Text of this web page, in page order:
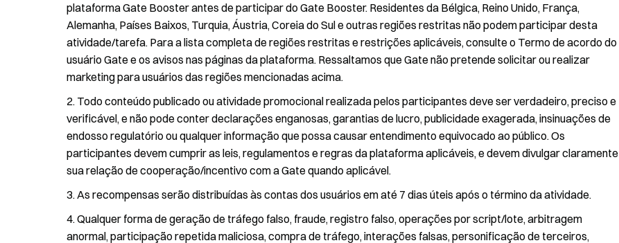
plataforma Gate Booster antes de participar do Gate Booster. Residentes da Bélgica, Reino Unido, França,
Alemanha, Países Baixos, Turquia, Áustria, Coreia do Sul e outras regiões restritas não podem participar desta
atividade/tarefa. Para a lista completa de regiões restritas e restrições aplicáveis, consulte o Termo de acordo do
usuário Gate e os avisos nas páginas da plataforma. Ressaltamos que Gate não pretende solicitar ou realizar
marketing para usuários das regiões mencionadas acima.
Todo conteúdo publicado ou atividade promocional realizada pelos participantes deve ser verdadeiro, preciso e
verificável, e não pode conter declarações enganosas, garantias de lucro, publicidade exagerada, insinuações de
endosso regulatório ou qualquer informação que possa causar entendimento equivocado ao público. Os
participantes devem cumprir as leis, regulamentos e regras da plataforma aplicáveis, e devem divulgar claramente
sua relação de cooperação/incentivo com a Gate quando aplicável.
As recompensas serão distribuídas às contas dos usuários em até 7 dias úteis após o término da atividade.
Qualquer forma de geração de tráfego falso, fraude, registro falso, operações por script/lote, arbitragem
anormal, participação repetida maliciosa, compra de tráfego, interações falsas, personificação de terceiros,